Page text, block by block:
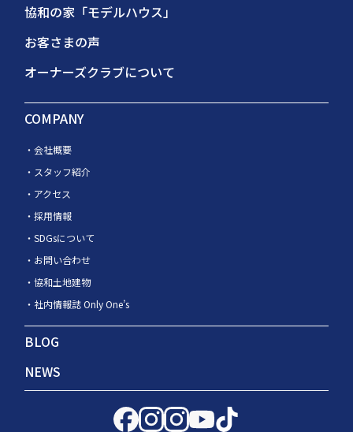
協和の家「モデルハウス」
お客さまの声
オーナーズクラブについて
COMPANY
会社概要
スタッフ紹介
アクセス
採用情報
SDGsについて
お問い合わせ
協和土地建物
社内情報誌 Only One’s
BLOG
NEWS